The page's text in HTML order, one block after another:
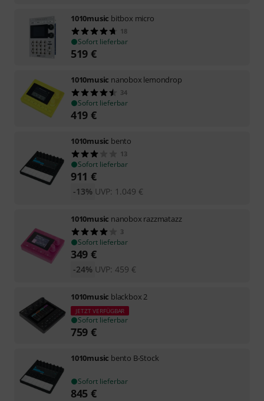
1010music bitbox micro
18
Sofort lieferbar
519 €
1010music nanobox lemondrop
34
Sofort lieferbar
419 €
1010music bento
13
Sofort lieferbar
911 €
UVP: 1.049 €
-13%
1010music nanobox razzmatazz
3
Sofort lieferbar
349 €
UVP: 459 €
-24%
1010music blackbox 2
JETZT VERFÜGBAR
Sofort lieferbar
759 €
1010music bento B-Stock
Sofort lieferbar
845 €